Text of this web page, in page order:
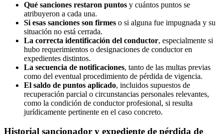
Qué sanciones restaron puntos y cuántos puntos se
atribuyeron a cada una.
Si esas sanciones son firmes o si alguna fue impugnada y su
situación no está cerrada.
La correcta identificación del conductor, especialmente si
hubo requerimientos o designaciones de conductor en
expedientes distintos.
La secuencia de notificaciones, tanto de las multas previas
como del eventual procedimiento de pérdida de vigencia.
El saldo de puntos aplicado, incluidos supuestos de
recuperación parcial o circunstancias personales relevantes,
como la condición de conductor profesional, si resulta
jurídicamente pertinente en el caso concreto.
Historial sancionador y expediente de pérdida de